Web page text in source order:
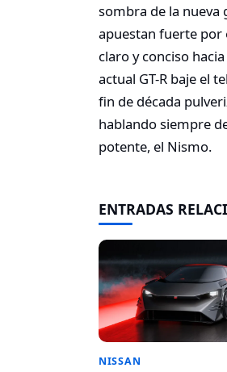
sombra de la nueva
apuestan fuerte por
claro y conciso hacia
actual GT-R baje el
fin de década
hablando siempre
potente, el Nismo.
ENTRADAS
NISSAN